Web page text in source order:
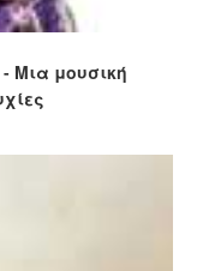
- Μια μουσική